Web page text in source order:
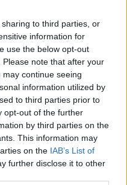
to third parties, or
information for
use the below opt-out
note that after your
continue seeing
information utilized by
to third parties prior to
opt-out of the further
by third parties on the
This information may
on the IAB’s List of
further disclose it to other
european
și susține
cărbune. Critici la